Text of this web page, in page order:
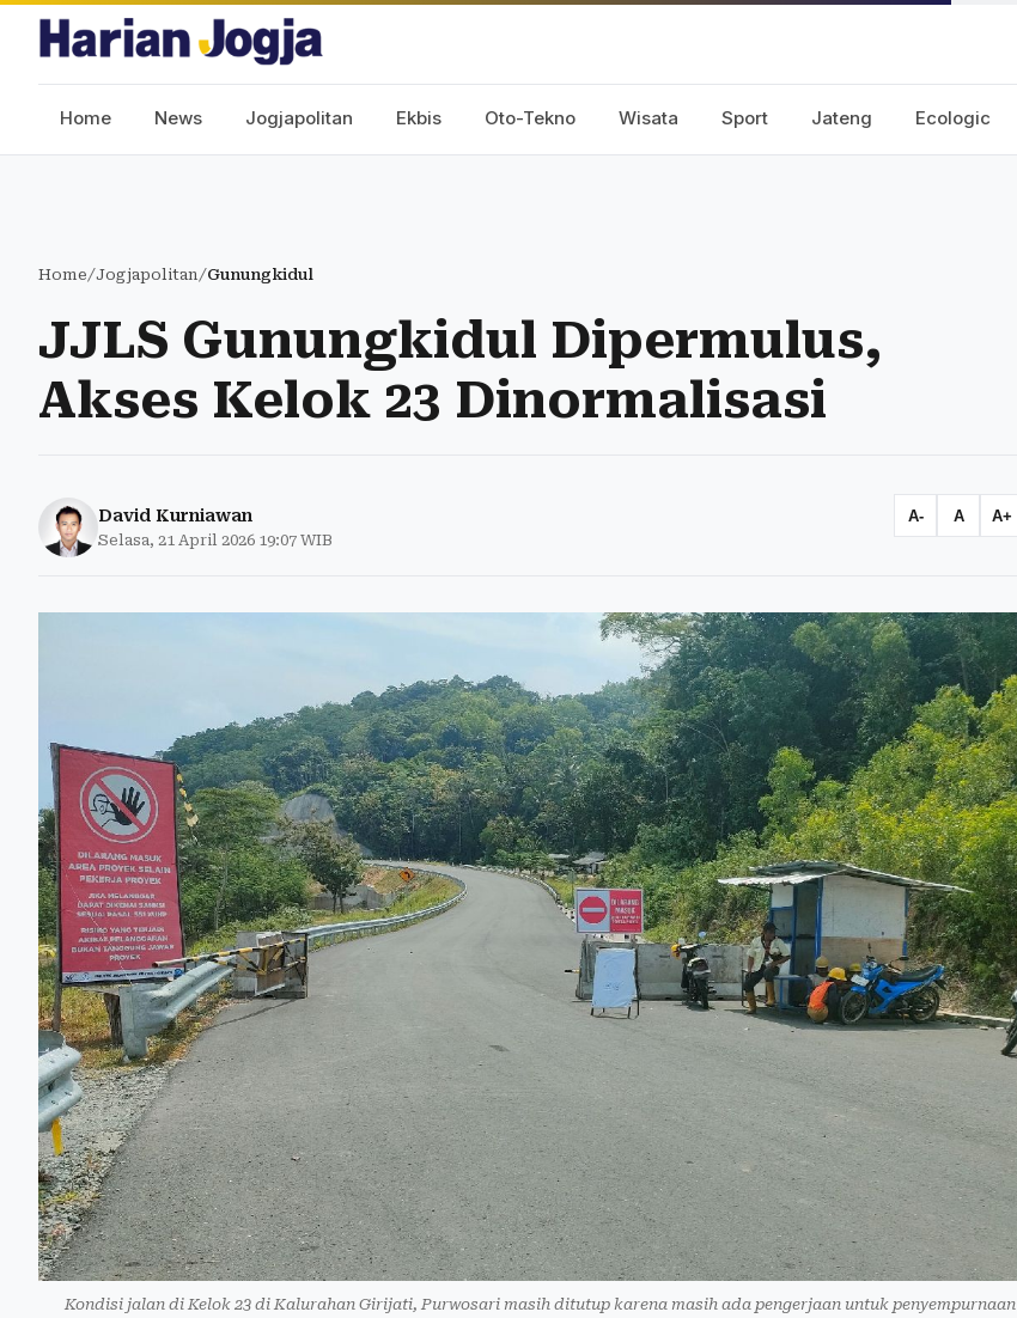
Home News Jogjapolitan Ekbis Oto-Tekno Wisata Sport Jateng Ecologic
Home/Jogjapolitan/Gunungkidul
JJLS Gunungkidul Dipermulus,
Akses Kelok 23 Dinormalisasi
David Kurniawan
Selasa, 21 April 2026 19:07 WIB
A- A A+
Kondisi jalan di Kelok 23 di Kalurahan Girijati, Purwosari masih ditutup karena masih ada pengerjaan untuk penyempurnaan